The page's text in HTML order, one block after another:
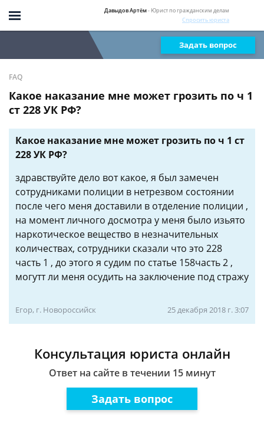
Давыдов Артём- Юрист по гражданским делам
Спросить юриста
Задать вопрос
FAQ
Какое наказание мне может грозить по ч 1
ст 228 УК РФ?
Какое наказание мне может грозить по ч 1 ст
228 УК РФ?
здравствуйте дело вот какое, я был замечен
сотрудниками полиции в нетрезвом состоянии
после чего меня доставили в отделение полиции ,
на момент личного досмотра у меня было изьято
наркотическое вещество в незначительных
количествах, сотрудники сказали что это 228
часть 1 , до этого я судим по статье 158часть 2 ,
могутт ли меня осудить на заключение под стражу
Егор, г. Новороссийск 25 декабря 2018 г. 3:07
Консультация юриста онлайн
Ответ на сайте в течении 15 минут
Задать вопрос